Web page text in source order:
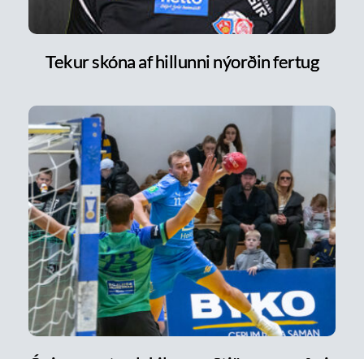
Tekur skóna af hillunni nýorðin fertug